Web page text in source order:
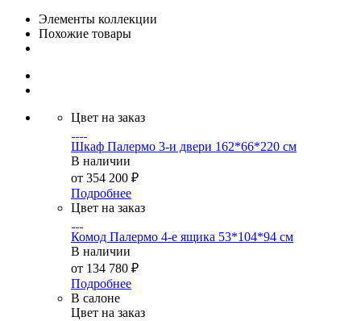
Элементы коллекции
Похожие товары
Цвет на заказ
Шкаф Палермо 3-и двери 162*66*220 см
В наличии
от 354 200 ₽
Подробнее
Цвет на заказ
Комод Палермо 4-е ящика 53*104*94 см
В наличии
от 134 780 ₽
Подробнее
В салоне
Цвет на заказ